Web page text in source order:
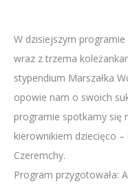
W dzisiejszym
wraz z trzema
stypendium Marszałka
opowie nam o swoich
programie spotkamy się
kierownikiem dziecięco –
Czeremchy.
Program przygotowała: